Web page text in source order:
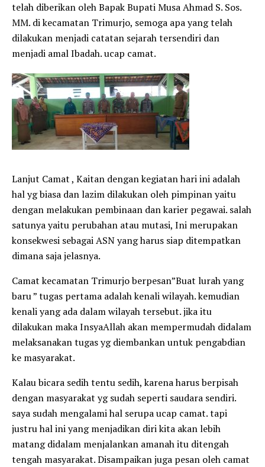
telah diberikan oleh Bapak Bupati Musa Ahmad S. Sos.
MM. di kecamatan Trimurjo, semoga apa yang telah
dilakukan menjadi catatan sejarah tersendiri dan
menjadi amal Ibadah. ucap camat.
Lanjut Camat , Kaitan dengan kegiatan hari ini adalah
hal yg biasa dan lazim dilakukan oleh pimpinan yaitu
dengan melakukan pembinaan dan karier pegawai. salah
satunya yaitu perubahan atau mutasi, Ini merupakan
konsekwesi sebagai ASN yang harus siap ditempatkan
dimana saja jelasnya.
Camat kecamatan Trimurjo berpesan”Buat lurah yang
baru ” tugas pertama adalah kenali wilayah. kemudian
kenali yang ada dalam wilayah tersebut. jika itu
dilakukan maka InsyaAllah akan mempermudah didalam
melaksanakan tugas yg diembankan untuk pengabdian
ke masyarakat.
Kalau bicara sedih tentu sedih, karena harus berpisah
dengan masyarakat yg sudah seperti saudara sendiri.
saya sudah mengalami hal serupa ucap camat. tapi
justru hal ini yang menjadikan diri kita akan lebih
matang didalam menjalankan amanah itu ditengah
tengah masyarakat. Disampaikan juga pesan oleh camat